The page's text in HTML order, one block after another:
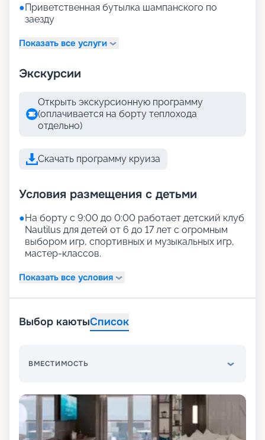
●Приветственная бутылка шампанского по
заезду
Показать все услуги
Экскурсии
Открыть экскурсионную программу
(оплачивается на борту теплохода
отдельно)
Скачать программу круиза
Условия размещения с детьми
●На борту с 9:00 до 0:00 работает детский клуб
Nautilus для детей от 6 до 17 лет с огромным
выбором игр, спортивных и музыкальных игр,
мастер-классов.
Показать все условия
Выбор каютыСписок
ВМЕСТИМОСТЬ